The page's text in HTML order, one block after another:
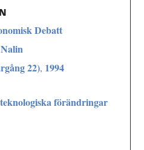
Debatt
22), 1994
förändringar